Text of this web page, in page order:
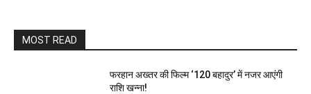
MOST READ
फरहान अख्तर की फिल्म ‘120 बहादुर’ में नजर आएंगी
राशि खन्ना!